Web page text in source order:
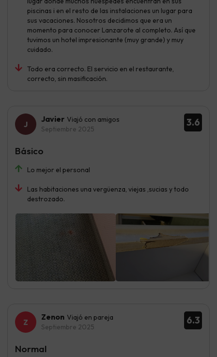
piscinas i en el resto de las instalaciones un lugar para
sus vacaciones. Nosotros decidimos que era un
momento para conocer Lanzarote al completo. Así que
tuvimos un hotel impresionante (muy grande) y muy
cuidado.
Todo era correcto. El servicio en el restaurante,
correcto, sin masificación.
3.6
Javier Viajó con amigos
Septiembre 2025
Lo mejor el personal
Las habitaciones una vergüenza, viejas ,sucias y todo
destrozado.
Básico
6.3
Zenon Viajó en pareja
Septiembre 2025
Normal